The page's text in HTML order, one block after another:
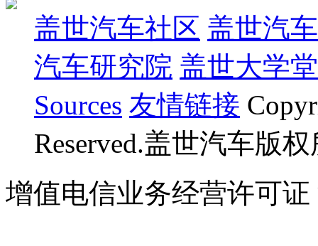
盖世汽车社区 盖世汽
汽车研究院 盖世大学堂
Sources 友情链接
Reserved.盖世汽车版
增值电信业务经营许可证